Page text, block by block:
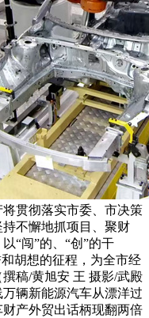
贯彻落实市委、市决策
不懈地抓项目、聚财
“闯”的、“创”的干
胡想的征程，为全市经
稿/黄旭安 王 摄影/武殿
辆新能源汽车从漂洋过
产外贸出话柄现翻两倍